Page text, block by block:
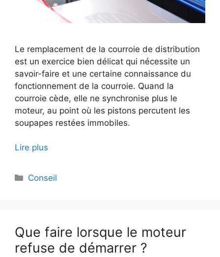
Le remplacement de la courroie de distribution
est un exercice bien délicat qui nécessite un
savoir-faire et une certaine connaissance du
fonctionnement de la courroie. Quand la
courroie cède, elle ne synchronise plus le
moteur, au point où les pistons percutent les
soupapes restées immobiles.
Lire plus
Catégories
Conseil
Que faire lorsque le moteur
refuse de démarrer ?